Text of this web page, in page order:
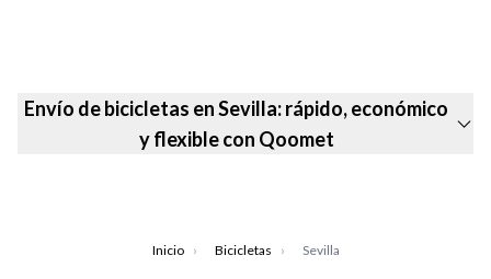
Envío de bicicletas en Sevilla: rápido, económico
y flexible con Qoomet
Inicio › Bicicletas › Sevilla